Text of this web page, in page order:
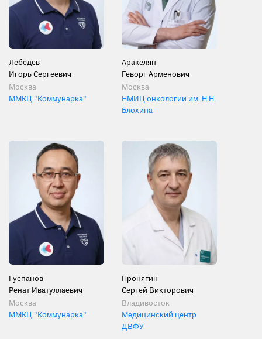
Лебедев
Игорь Сергеевич
Москва
ММКЦ "Коммунарка"
Аракелян
Геворг Арменович
Москва
НМИЦ онкологии им. Н.Н.
Блохина
Гуспанов
Ренат Иватуллаевич
Москва
ММКЦ "Коммунарка"
Пронягин
Сергей Викторович
Владивосток
Медицинский центр
ДВФУ